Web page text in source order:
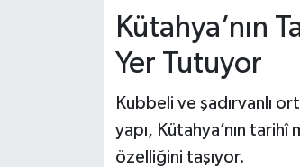
Kütahya’nın
Yer Tutuyor
Kubbeli ve şadırvanlı
yapı, Kütahya’nın
özelliğini taşıyor.